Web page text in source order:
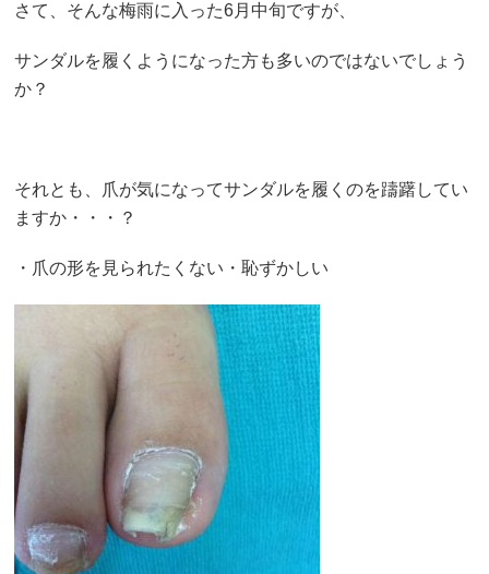
さて、そんな梅雨に入った6月中旬ですが、
サンダルを履くようになった方も多いのではないでしょう
か？
それとも、爪が気になってサンダルを履くのを躊躇してい
ますか・・・？
・爪の形を見られたくない・恥ずかしい